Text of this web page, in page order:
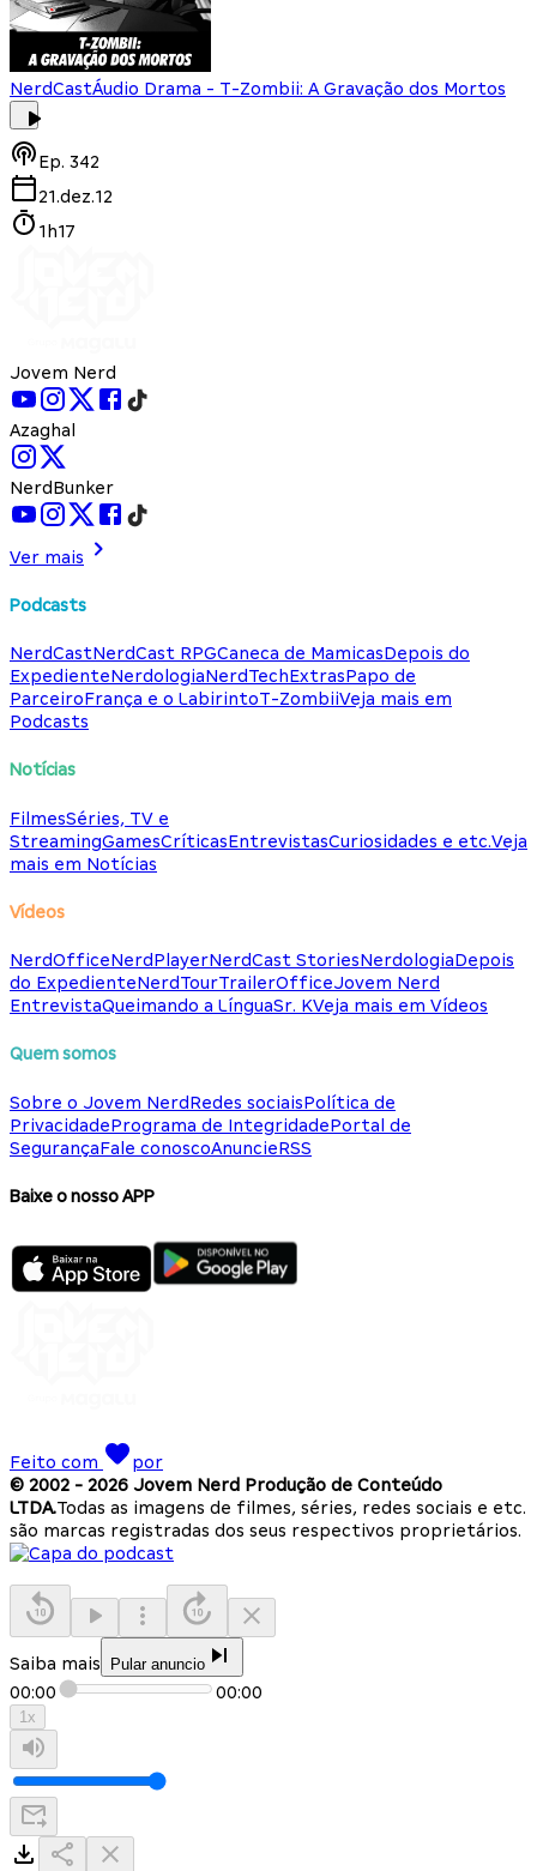
NerdCastÁudio Drama - T-Zombii: A Gravação dos Mortos
Ep. 342
21.dez.12
1h17
Jovem Nerd
Azaghal
NerdBunker
Ver mais
Podcasts
NerdCastNerdCast RPGCaneca de MamicasDepois do
ExpedienteNerdologiaNerdTechExtrasPapo de
ParceiroFrança e o LabirintoT-ZombiiVeja mais em
Podcasts
Notícias
FilmesSéries, TV e
StreamingGamesCríticasEntrevistasCuriosidades e etc.Veja
mais em Notícias
Vídeos
NerdOfficeNerdPlayerNerdCast StoriesNerdologiaDepois
do ExpedienteNerdTourTrailerOfficeJovem Nerd
EntrevistaQueimando a LínguaSr. KVeja mais em Vídeos
Quem somos
Sobre o Jovem NerdRedes sociaisPolítica de
PrivacidadePrograma de IntegridadePortal de
SegurançaFale conoscoAnuncieRSS
Baixe o nosso APP
Feito com
por
© 2002 - 2026 Jovem Nerd Produção de Conteúdo
LTDA.Todas as imagens de filmes, séries, redes sociais e etc.
são marcas registradas dos seus respectivos proprietários.
Saiba mais Pular anuncio
00:00 00:00
1x